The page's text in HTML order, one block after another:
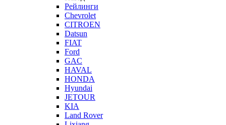
Рейлинги
Chevrolet
CITROEN
Datsun
FIAT
Ford
GAC
HAVAL
HONDA
Hyundai
JETOUR
KIA
Land Rover